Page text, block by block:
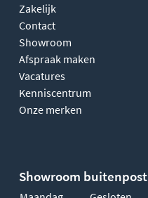
Zakelijk
Contact
Showroom
Afspraak maken
Vacatures
Kenniscentrum
Onze merken
Showroom buitenpost